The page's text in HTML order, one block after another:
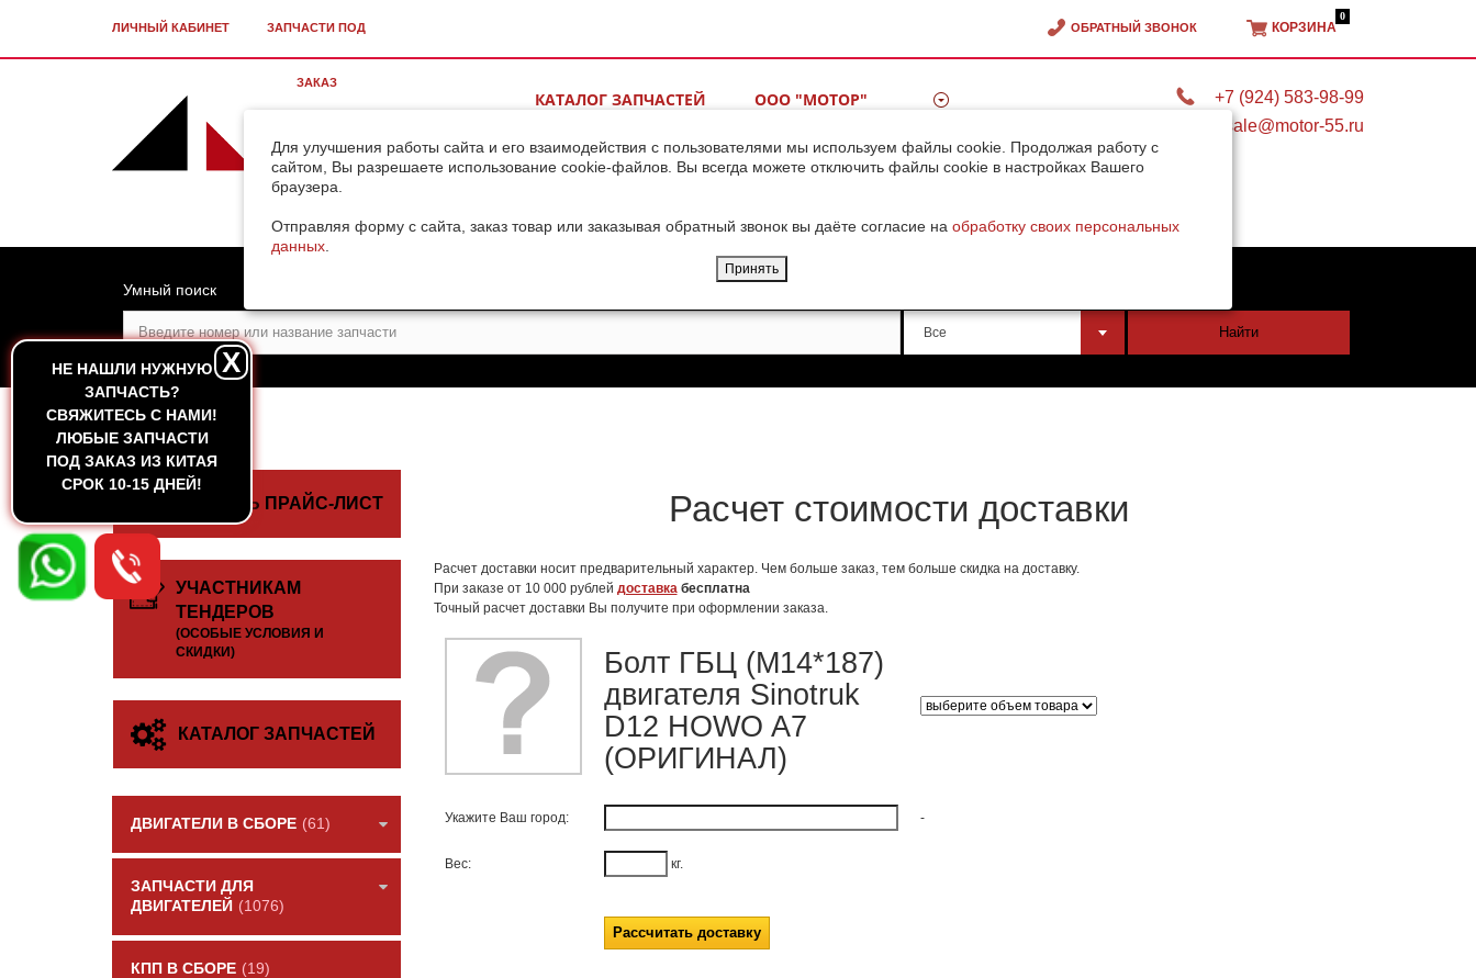
Для улучшения работы сайта и его взаимодействия с пользователями мы используем файлы cookie. Продолжая работу с
сайтом, Вы разрешаете использование cookie-файлов. Вы всегда можете отключить файлы cookie в настройках Вашего
браузера.
Отправляя форму с сайта, заказ товар или заказывая обратный звонок вы даёте согласие на обработку своих персональных
данных
Принять
ЛИЧНЫЙ КАБИНЕТ ЗАПЧАСТИ ПОД
ЗАКАЗ
ОБРАТНЫЙ ЗВОНОК КОРЗИНА
0
КАТАЛОГ ЗАПЧАСТЕЙ ООО "МОТОР"
ВИДЕОГАЛЕРЕЯ КОНТАКТЫ
+7 (924) 583-98-99
sale@motor-55.ru
НЕ НАШЛИ НУЖНУЮ
ЗАПЧАСТЬ?
CВЯЖИТЕСЬ С НАМИ!
ЛЮБЫЕ ЗАПЧАСТИ
ПОД ЗАКАЗ ИЗ КИТАЯ
СРОК 10-15 ДНЕЙ!
X
Умный поиск
Все Найти
ГЛАВНАЯ
СКАЧАТЬ ПРАЙС-ЛИСТ
УЧАСТНИКАМ
ТЕНДЕРОВ
(ОСОБЫЕ УСЛОВИЯ И
СКИДКИ)
КАТАЛОГ ЗАПЧАСТЕЙ
ДВИГАТЕЛИ В СБОРЕ (61)
ЗАПЧАСТИ ДЛЯ
ДВИГАТЕЛЕЙ (1076)
КПП В СБОРЕ (19)
Расчет стоимости доставки
Расчет доставки носит предварительный характер. Чем больше заказ, тем больше скидка на доставку.
При заказе от 10 000 рублей доставкабесплатна
Точный расчет доставки Вы получите при оформлении заказа.
Болт ГБЦ (M14*187)
двигателя Sinotruk
D12 HOWO A7
(ОРИГИНАЛ)
Укажите Ваш город: -
Вес: кг.